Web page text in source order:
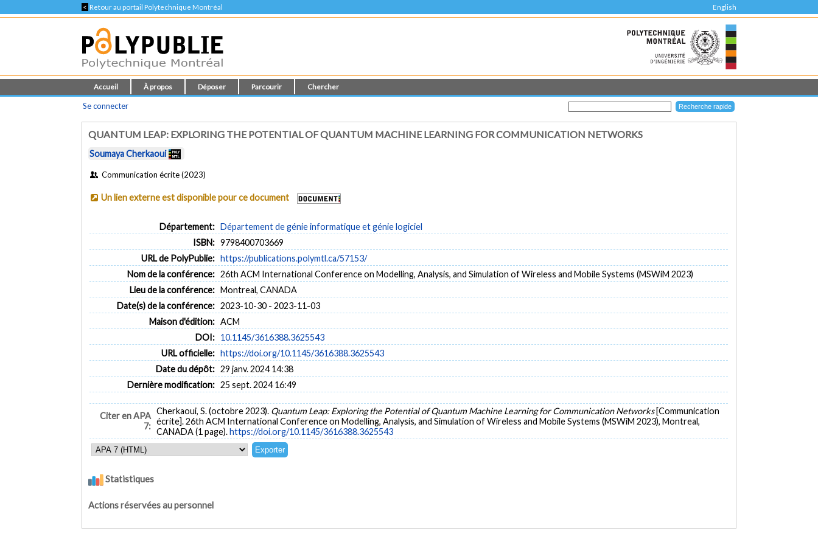
< Retour au portail Polytechnique Montréal English
Accueil À propos Déposer Parcourir Chercher
Se connecter
QUANTUM LEAP: EXPLORING THE POTENTIAL OF QUANTUM MACHINE LEARNING FOR COMMUNICATION NETWORKS
Soumaya Cherkaoui
Communication écrite (2023)
Un lien externe est disponible pour ce document
Département: Département de génie informatique et génie logiciel
ISBN: 9798400703669
URL de PolyPublie: https://publications.polymtl.ca/57153/
Nom de la conférence: 26th ACM International Conference on Modelling, Analysis, and Simulation of Wireless and Mobile Systems (MSWiM 2023)
Lieu de la conférence: Montreal, CANADA
Date(s) de la conférence: 2023-10-30 - 2023-11-03
Maison d'édition: ACM
DOI: 10.1145/3616388.3625543
URL officielle: https://doi.org/10.1145/3616388.3625543
Date du dépôt: 29 janv. 2024 14:38
Dernière modification: 25 sept. 2024 16:49
Citer en APA
7:
Cherkaoui, S. (octobre 2023). Quantum Leap: Exploring the Potential of Quantum Machine Learning for Communication Networks [Communication
écrite]. 26th ACM International Conference on Modelling, Analysis, and Simulation of Wireless and Mobile Systems (MSWiM 2023), Montreal,
CANADA (1 page).https://doi.org/10.1145/3616388.3625543
Statistiques
Actions réservées au personnel